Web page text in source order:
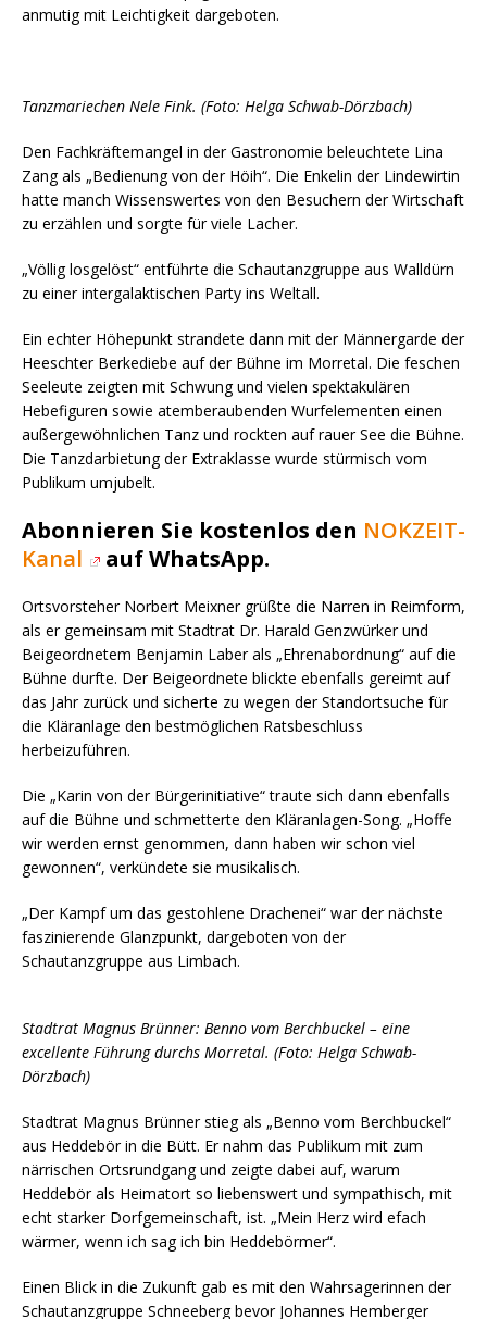
anmutig mit Leichtigkeit dargeboten.
Tanzmariechen Nele Fink. (Foto: Helga Schwab-Dörzbach)
Den Fachkräftemangel in der Gastronomie beleuchtete Lina
Zang als „Bedienung von der Höih“. Die Enkelin der Lindewirtin
hatte manch Wissenswertes von den Besuchern der Wirtschaft
zu erzählen und sorgte für viele Lacher.
„Völlig losgelöst“ entführte die Schautanzgruppe aus Walldürn
zu einer intergalaktischen Party ins Weltall.
Ein echter Höhepunkt strandete dann mit der Männergarde der
Heeschter Berkediebe auf der Bühne im Morretal. Die feschen
Seeleute zeigten mit Schwung und vielen spektakulären
Hebefiguren sowie atemberaubenden Wurfelementen einen
außergewöhnlichen Tanz und rockten auf rauer See die Bühne.
Die Tanzdarbietung der Extraklasse wurde stürmisch vom
Publikum umjubelt.
Abonnieren Sie kostenlos den NOKZEIT-
Kanal
auf WhatsApp.
Ortsvorsteher Norbert Meixner grüßte die Narren in Reimform,
als er gemeinsam mit Stadtrat Dr. Harald Genzwürker und
Beigeordnetem Benjamin Laber als „Ehrenabordnung“ auf die
Bühne durfte. Der Beigeordnete blickte ebenfalls gereimt auf
das Jahr zurück und sicherte zu wegen der Standortsuche für
die Kläranlage den bestmöglichen Ratsbeschluss
herbeizuführen.
Die „Karin von der Bürgerinitiative“ traute sich dann ebenfalls
auf die Bühne und schmetterte den Kläranlagen-Song. „Hoffe
wir werden ernst genommen, dann haben wir schon viel
gewonnen“, verkündete sie musikalisch.
„Der Kampf um das gestohlene Drachenei“ war der nächste
faszinierende Glanzpunkt, dargeboten von der
Schautanzgruppe aus Limbach.
Stadtrat Magnus Brünner: Benno vom Berchbuckel – eine
excellente Führung durchs Morretal. (Foto: Helga Schwab-
Dörzbach)
Stadtrat Magnus Brünner stieg als „Benno vom Berchbuckel“
aus Heddebör in die Bütt. Er nahm das Publikum mit zum
närrischen Ortsrundgang und zeigte dabei auf, warum
Heddebör als Heimatort so liebenswert und sympathisch, mit
echt starker Dorfgemeinschaft, ist. „Mein Herz wird efach
wärmer, wenn ich sag ich bin Heddebörmer“.
Einen Blick in die Zukunft gab es mit den Wahrsagerinnen der
Schautanzgruppe Schneeberg bevor Johannes Hemberger